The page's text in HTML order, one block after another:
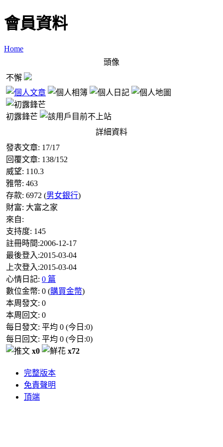
會員資料
Home
頭像
不懈
初露鋒芒
詳細資料
發表文章: 17/17
回覆文章: 138/152
威望: 110.3
雅幣: 463
存款: 6972 (男女銀行)
財富: 大富之家
來自:
支持度: 145
註冊時間:2006-12-17
最後登入:2015-03-04
上次登入:2015-03-04
心情日記: 0 篇
數位金幣: 0 (購買金幣)
本周發文: 0
本周回文: 0
每日發文: 平均 0 (今日:0)
每日回文: 平均 0 (今日:0)
x0
x72
完整版本
免責聲明
頂端